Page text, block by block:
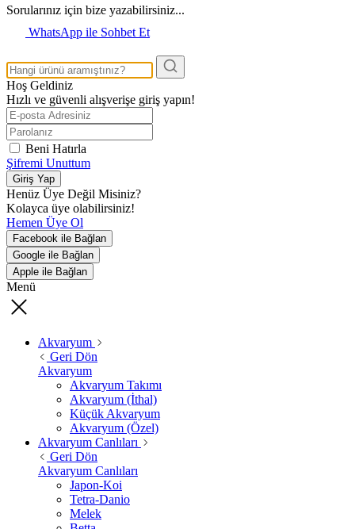
Sorularınız için bize yazabilirsiniz...
WhatsApp ile Sohbet Et
Hoş Geldiniz
Hızlı ve güvenli alışverişe giriş yapın!
Beni Hatırla
Şifremi Unuttum
Giriş Yap
Henüz Üye Değil Misiniz?
Kolayca üye olabilirsiniz!
Hemen Üye Ol
Facebook ile Bağlan
Google ile Bağlan
Apple ile Bağlan
Menü
Akvaryum
Geri Dön
Akvaryum
Akvaryum Takımı
Akvaryum (İthal)
Küçük Akvaryum
Akvaryum (Özel)
Akvaryum Canlıları
Geri Dön
Akvaryum Canlıları
Japon-Koi
Tetra-Danio
Melek